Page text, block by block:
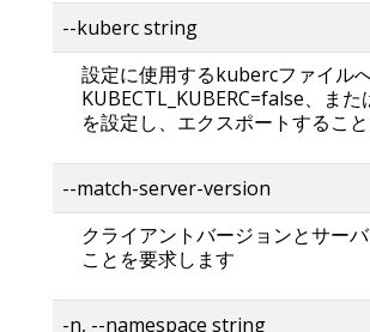
--kuberc string
設定に使用するkubercファイル
KUBECTL_KUBERC=false、ま
を設定し、エクスポートするこ
--match-server-version
クライアントバージョンとサー
ことを要求します
-n, --namespace string